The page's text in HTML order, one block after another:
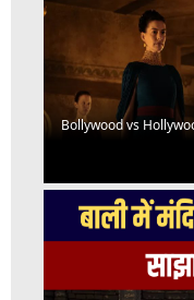
Bollywood vs